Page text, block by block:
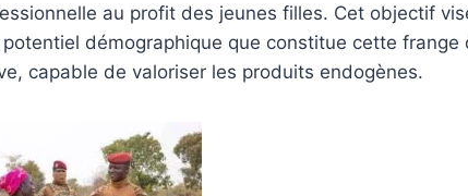
au profit des jeunes filles. Cet objectif
démographique que constitue cette frange
capable de valoriser les produits endogènes.